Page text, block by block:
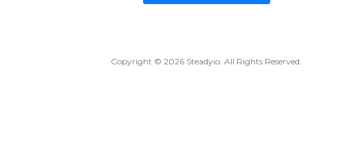
Copyright © 2026 Steadyio. All Rights Reserved.